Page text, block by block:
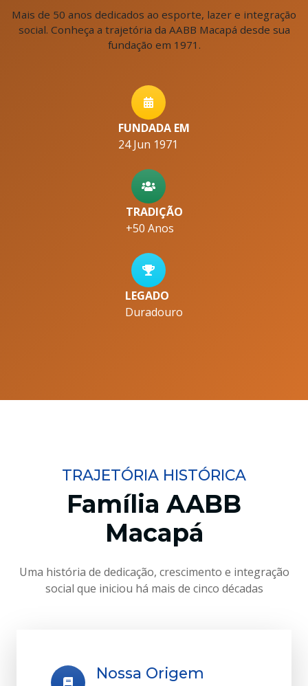
Mais de 50 anos dedicados ao esporte, lazer e integração
social. Conheça a trajetória da AABB Macapá desde sua
fundação em 1971.
FUNDADA EM
24 Jun 1971
TRADIÇÃO
+50 Anos
LEGADO
Duradouro
TRAJETÓRIA HISTÓRICA
Família AABB
Macapá
Uma história de dedicação, crescimento e integração
social que iniciou há mais de cinco décadas
Nossa Origem